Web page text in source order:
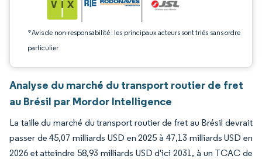
*Avis de non-responsabilité : les principaux acteurs sont triés sans ordre
particulier
Analyse du marché du transport routier de fret
au Brésil par Mordor Intelligence
La taille du marché du transport routier de fret au Brésil devrait
passer de 45,07 milliards USD en 2025 à 47,13 milliards USD en
2026 et atteindre 58,93 milliards USD d'ici 2031, à un TCAC de